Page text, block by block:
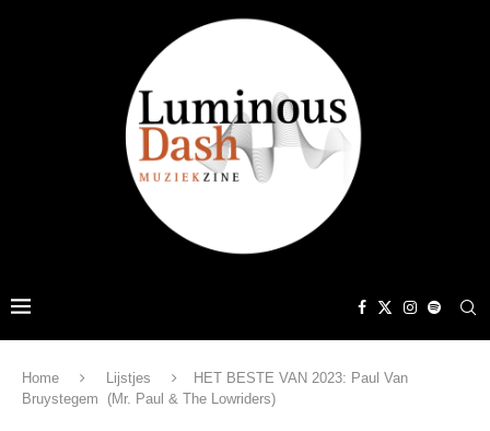
Home Lijstjes
HET BESTE VAN 2023: Paul Van
Bruystegem (Mr. Paul & The Lowriders)